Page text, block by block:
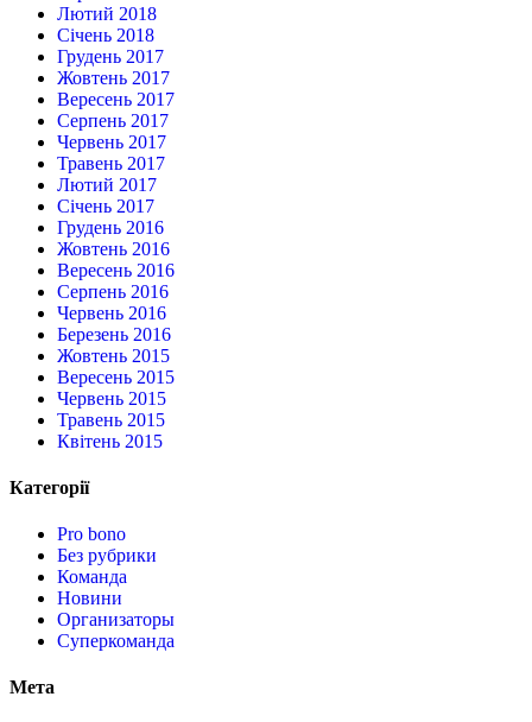
Лютий 2018
Січень 2018
Грудень 2017
Жовтень 2017
Вересень 2017
Серпень 2017
Червень 2017
Травень 2017
Лютий 2017
Січень 2017
Грудень 2016
Жовтень 2016
Вересень 2016
Серпень 2016
Червень 2016
Березень 2016
Жовтень 2015
Вересень 2015
Червень 2015
Травень 2015
Квітень 2015
Категорії
Pro bono
Без рубрики
Команда
Новини
Организаторы
Суперкоманда
Мета